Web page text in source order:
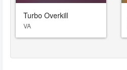
Turbo Overkill
VA